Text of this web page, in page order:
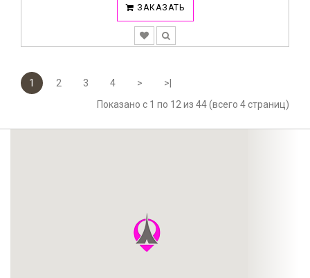
ЗАКАЗАТЬ
1 2 3 4 >
>|
Показано с 1 по 12 из 44 (всего 4 страниц)